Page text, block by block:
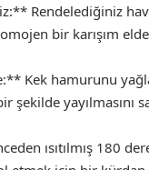
Rendelediğiniz
bir karışım
Kek hamurunu
şekilde yayılmasını
ısıtılmış 180